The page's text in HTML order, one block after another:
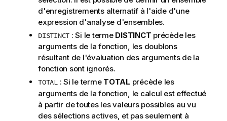
d'enregistrements alternatif à l'aide d'une
expression d'analyse d'ensembles.
DISTINCT : Si le terme DISTINCT précède les
arguments de la fonction, les doublons
résultant de l'évaluation des arguments de la
fonction sont ignorés.
TOTAL: Si le terme TOTAL précède les
arguments de la fonction, le calcul est effectué
à partir de toutes les valeurs possibles au vu
des sélections actives, et pas seulement à